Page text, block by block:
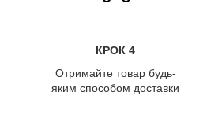
КРОК 4
Отримайте товар будь-
яким способом доставки